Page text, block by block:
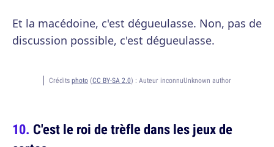
Et la macédoine, c'est dégueulasse. Non, pas de
discussion possible, c'est dégueulasse.
Crédits photo (CC BY-SA 2.0) : Auteur inconnuUnknown author
C'est le roi de trèfle dans les jeux de